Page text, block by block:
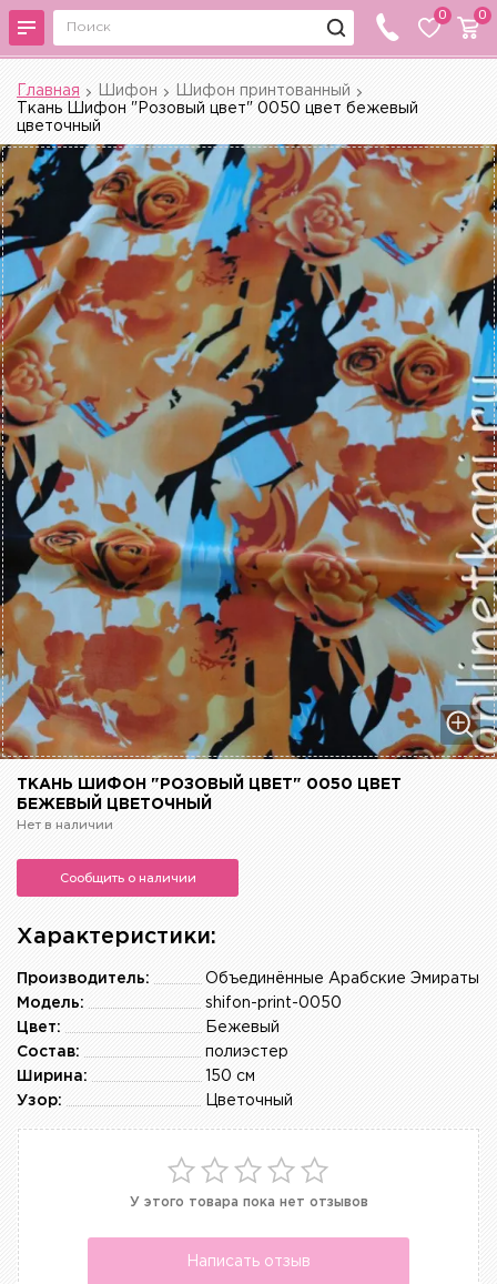
0 0
Главная Шифон
Шифон принтованный
Ткань Шифон "Розовый цвет" 0050 цвет бежевый
цветочный
ТКАНЬ ШИФОН "РОЗОВЫЙ ЦВЕТ" 0050 ЦВЕТ
БЕЖЕВЫЙ ЦВЕТОЧНЫЙ
Нет в наличии
Сообщить о наличии
Характеристики:
Объединённые Арабские Эмираты
Производитель:
shifon-print-0050
Модель:
Бежевый
Цвет:
полиэстер
Состав:
150 см
Ширина:
Цветочный
Узор:
У этого товара пока нет отзывов
Написать отзыв